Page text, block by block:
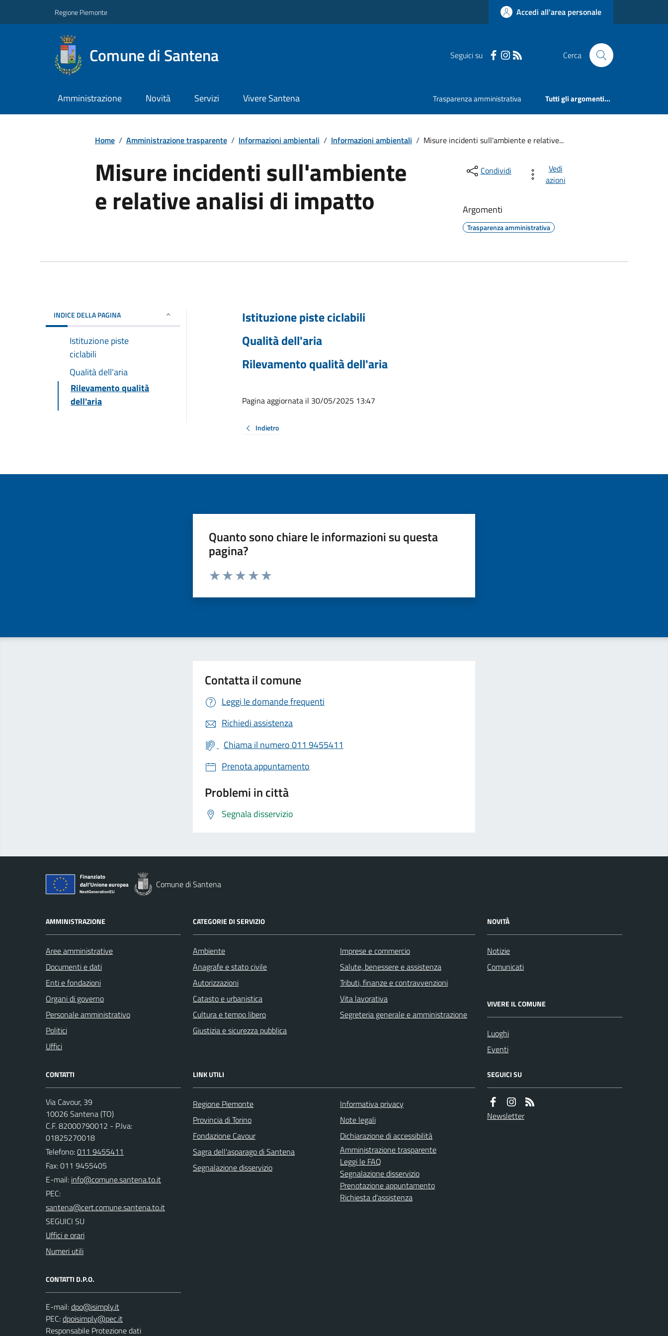
Regione Piemonte Accedi all'area personale
Comune di Santena Seguici su Cerca
Amministrazione Novità Servizi Vivere Santena Trasparenza amministrativa Tutti gli argomenti...
Home / Amministrazione trasparente / Informazioni ambientali / Informazioni ambientali / Misure incidenti sull'ambiente e relative...
Misure incidenti sull'ambiente
e relative analisi di impatto
Condividi
Vedi
azioni
Argomenti
Trasparenza amministrativa
INDICE DELLA PAGINA
Istituzione piste
ciclabili
Qualità dell'aria
Rilevamento qualità
dell'aria
Istituzione piste ciclabili
Qualità dell'aria
Rilevamento qualità dell'aria
Pagina aggiornata il 30/05/2025 13:47
Indietro
Quanto sono chiare le informazioni su questa
pagina?
Valuta da 1 a 5 stelle la pagina
Contatta il comune
Leggi le domande frequenti
Richiedi assistenza
Chiama il numero 011 9455411
Prenota appuntamento
Problemi in città
Segnala disservizio
Comune di Santena
AMMINISTRAZIONE
Aree amministrative
Documenti e dati
Enti e fondazioni
Organi di governo
Personale amministrativo
Politici
Uffici
CATEGORIE DI SERVIZIO
Ambiente
Anagrafe e stato civile
Autorizzazioni
Catasto e urbanistica
Cultura e tempo libero
Giustizia e sicurezza pubblica
Imprese e commercio
Salute, benessere e assistenza
Tributi, finanze e contravvenzioni
Vita lavorativa
Segreteria generale e amministrazione
NOVITÀ
Notizie
Comunicati
VIVERE IL COMUNE
Luoghi
Eventi
CONTATTI
Via Cavour, 39
10026 Santena (TO)
C.F. 82000790012 - P.Iva:
01825270018
Telefono:011 9455411
Fax: 011 9455405
E-mail:
PEC:
SEGUICI SU
Uffici e orari
Numeri utili
CONTATTI D.P.O.
E-mail:
PEC:
Responsabile Protezione dati
LINK UTILI
Regione Piemonte
Provincia di Torino
Fondazione Cavour
Sagra dell'asparago di Santena
Segnalazione disservizio
Informativa privacy
Note legali
Dichiarazione di accessibilità
Amministrazione trasparente
Leggi le FAQ
Segnalazione disservizio
Prenotazione appuntamento
Richiesta d'assistenza
SEGUICI SU
Newsletter